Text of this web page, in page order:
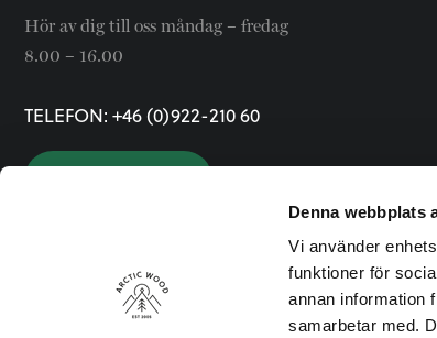
Denna webbplats
Vi använder
funktioner för
annan information
samarbetar med.
Hör av dig till oss måndag – fredag
8.00 – 16.00
TELEFON: +46 (0)922-210 60